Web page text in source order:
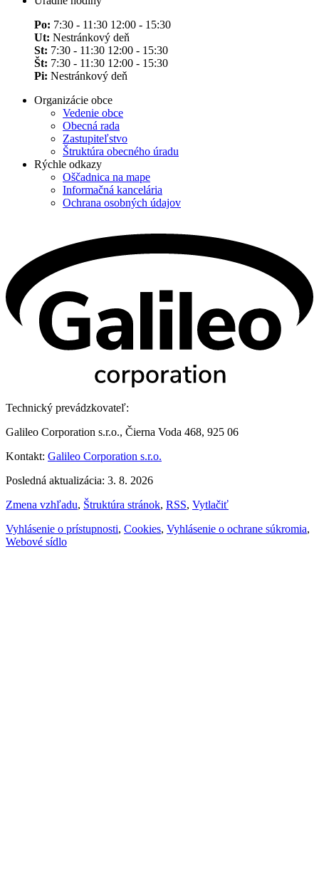
Po: 7:30 - 11:30 12:00 - 15:30
Ut: Nestránkový deň
St: 7:30 - 11:30 12:00 - 15:30
Št: 7:30 - 11:30 12:00 - 15:30
Pi: Nestránkový deň
Organizácie obce
Vedenie obce
Obecná rada
Zastupiteľstvo
Štruktúra obecného úradu
Rýchle odkazy
Oščadnica na mape
Informačná kancelária
Ochrana osobných údajov
Technický prevádzkovateľ:
Galileo Corporation s.r.o., Čierna Voda 468, 925 06
Kontakt: Galileo Corporation s.r.o.
Posledná aktualizácia: 3. 8. 2026
Zmena vzhľadu, Štruktúra stránok, RSS, Vytlačiť
Vyhlásenie o prístupnosti, Cookies, Vyhlásenie o ochrane súkromia,
Webové sídlo